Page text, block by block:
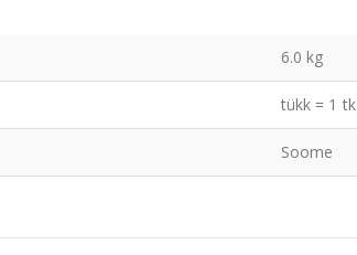
6.0 kg
tükk = 1 tk
Soome